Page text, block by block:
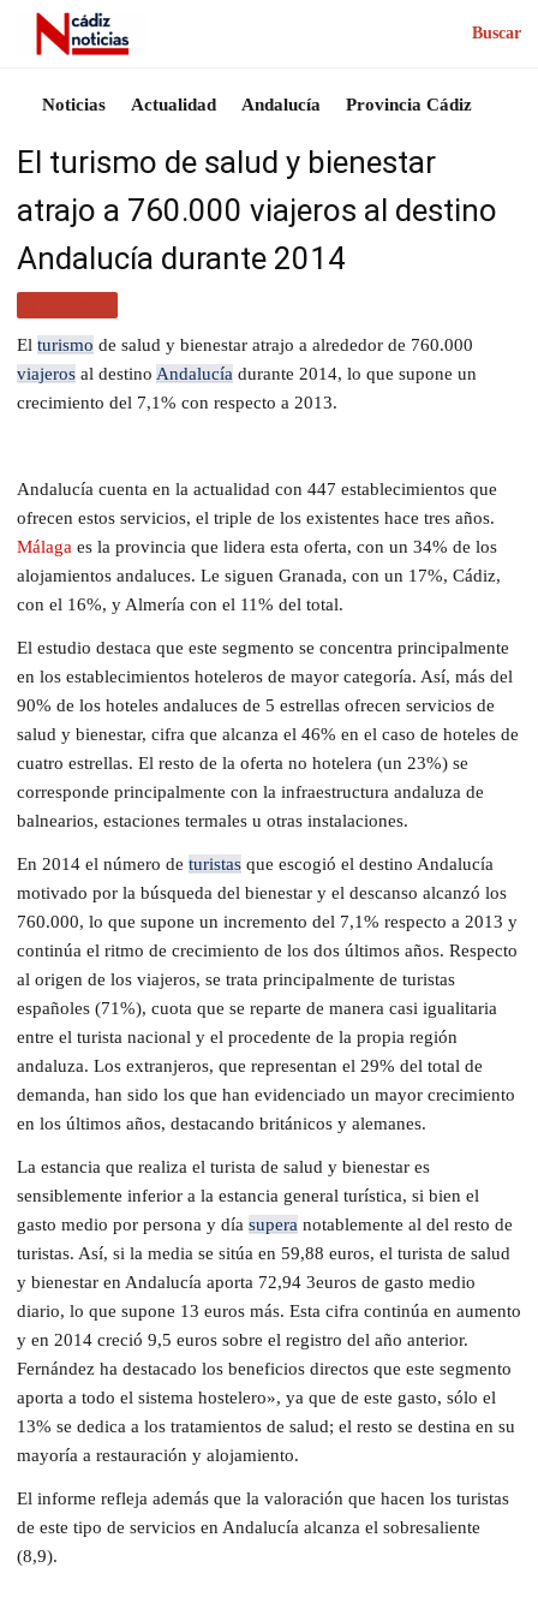
Buscar
Noticias Actualidad Andalucía Provincia Cádiz
El turismo de salud y bienestar
atrajo a 760.000 viajeros al destino
Andalucía durante 2014
El turismo de salud y bienestar atrajo a alrededor de 760.000
viajeros al destino Andalucía durante 2014, lo que supone un
crecimiento del 7,1% con respecto a 2013.
Andalucía cuenta en la actualidad con 447 establecimientos que
ofrecen estos servicios, el triple de los existentes hace tres años.
Málaga es la provincia que lidera esta oferta, con un 34% de los
alojamientos andaluces. Le siguen Granada, con un 17%, Cádiz,
con el 16%, y Almería con el 11% del total.
El estudio destaca que este segmento se concentra principalmente
en los establecimientos hoteleros de mayor categoría. Así, más del
90% de los hoteles andaluces de 5 estrellas ofrecen servicios de
salud y bienestar, cifra que alcanza el 46% en el caso de hoteles de
cuatro estrellas. El resto de la oferta no hotelera (un 23%) se
corresponde principalmente con la infraestructura andaluza de
balnearios, estaciones termales u otras instalaciones.
En 2014 el número de turistas que escogió el destino Andalucía
motivado por la búsqueda del bienestar y el descanso alcanzó los
760.000, lo que supone un incremento del 7,1% respecto a 2013 y
continúa el ritmo de crecimiento de los dos últimos años. Respecto
al origen de los viajeros, se trata principalmente de turistas
españoles (71%), cuota que se reparte de manera casi igualitaria
entre el turista nacional y el procedente de la propia región
andaluza. Los extranjeros, que representan el 29% del total de
demanda, han sido los que han evidenciado un mayor crecimiento
en los últimos años, destacando británicos y alemanes.
La estancia que realiza el turista de salud y bienestar es
sensiblemente inferior a la estancia general turística, si bien el
gasto medio por persona y día supera notablemente al del resto de
turistas. Así, si la media se sitúa en 59,88 euros, el turista de salud
y bienestar en Andalucía aporta 72,94 3euros de gasto medio
diario, lo que supone 13 euros más. Esta cifra continúa en aumento
y en 2014 creció 9,5 euros sobre el registro del año anterior.
Fernández ha destacado los beneficios directos que este segmento
aporta a todo el sistema hostelero», ya que de este gasto, sólo el
13% se dedica a los tratamientos de salud; el resto se destina en su
mayoría a restauración y alojamiento.
El informe refleja además que la valoración que hacen los turistas
de este tipo de servicios en Andalucía alcanza el sobresaliente
(8,9).